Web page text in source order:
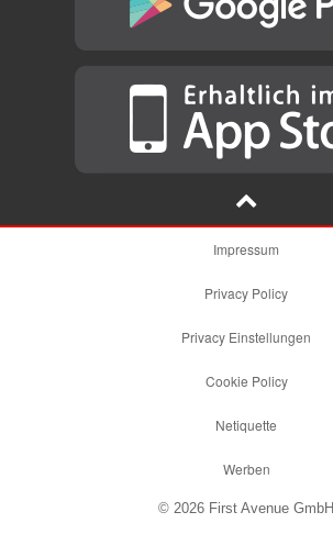
Impressum
Privacy Policy
Privacy Einstellungen
Cookie Policy
Netiquette
Werben
© 2026 First Avenue GmbH